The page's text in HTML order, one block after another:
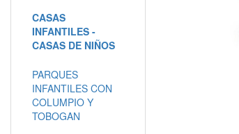
CASAS
INFANTILES -
CASAS DE NIÑOS
PARQUES
INFANTILES CON
COLUMPIO Y
TOBOGAN